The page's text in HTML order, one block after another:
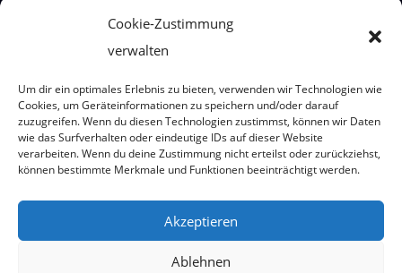
Cookie-Zustimmung
verwalten
Um dir ein optimales Erlebnis zu bieten, verwenden wir Technologien wie
Cookies, um Geräteinformationen zu speichern und/oder darauf
zuzugreifen. Wenn du diesen Technologien zustimmst, können wir Daten
wie das Surfverhalten oder eindeutige IDs auf dieser Website
verarbeiten. Wenn du deine Zustimmung nicht erteilst oder zurückziehst,
können bestimmte Merkmale und Funktionen beeinträchtigt werden.
Akzeptieren
Ablehnen
STECKBRIEF SHIAI-DO
Wir sind ein Judoverein für alle Altersklassen
Wo? Eumigweg 1/3, 2351 Wiener Neudorf
© 2026 Judoteam SHIAI-DO